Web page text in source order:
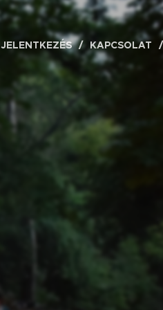
JELENTKEZÉS KAPCSOLAT